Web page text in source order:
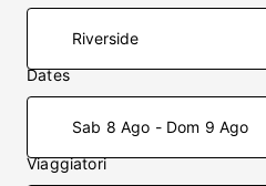
Dates
Sab 8 Ago - Dom 9 Ago
Viaggiatori